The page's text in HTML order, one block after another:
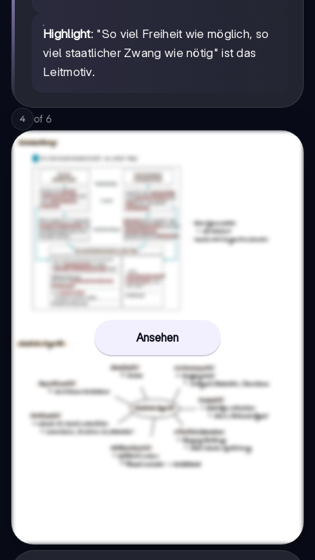
Highlight: "So viel Freiheit wie möglich, so
viel staatlicher Zwang wie nötig" ist das
Leitmotiv.
4 of 6
Ansehen